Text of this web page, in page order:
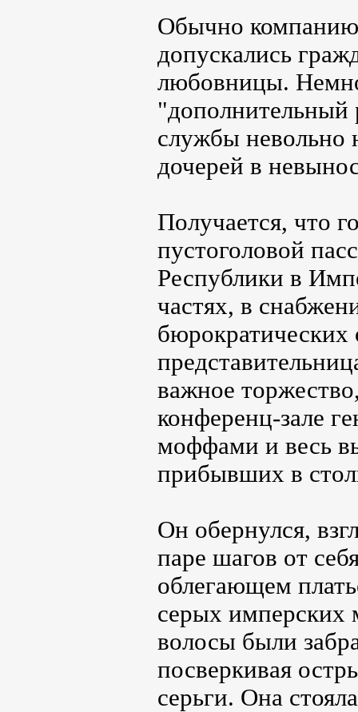
Обычно компанию
допускались
любовницы.
"дополнительный
службы невольно
дочерей в
Получается, что
пустоголовой
Республики в
частях, в
бюрократических
важное
конференц-зале
моффами и весь
прибывших в
Он обернулся,
паре шагов от
облегающем
серых имперских
волосы были
посверкивая
серьги. Она